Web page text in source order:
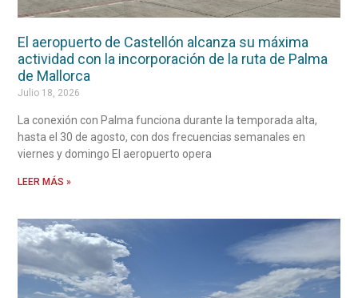
El aeropuerto de Castellón alcanza su máxima
actividad con la incorporación de la ruta de Palma
de Mallorca
Julio 18, 2026
La conexión con Palma funciona durante la temporada alta,
hasta el 30 de agosto, con dos frecuencias semanales en
viernes y domingo El aeropuerto opera
LEER MÁS »